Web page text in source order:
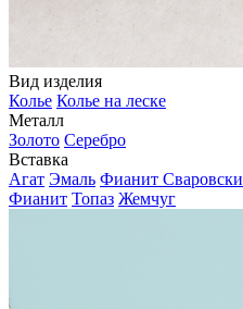
Вид изделия
Колье Колье на леске
Металл
Золото Серебро
Вставка
Агат Эмаль Фианит Сваровски
Фианит Топаз Жемчуг